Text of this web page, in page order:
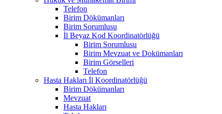
Telefon
Birim Dökümanları
Birim Sorumlusu
İl Beyaz Kod Koordinatörlüğü
Birim Sorumlusu
Birim Mevzuat ve Dokümanları
Birim Görselleri
Telefon
Hasta Hakları İl Koordinatörlüğü
Birim Dökümanları
Mevzuat
Hasta Hakları